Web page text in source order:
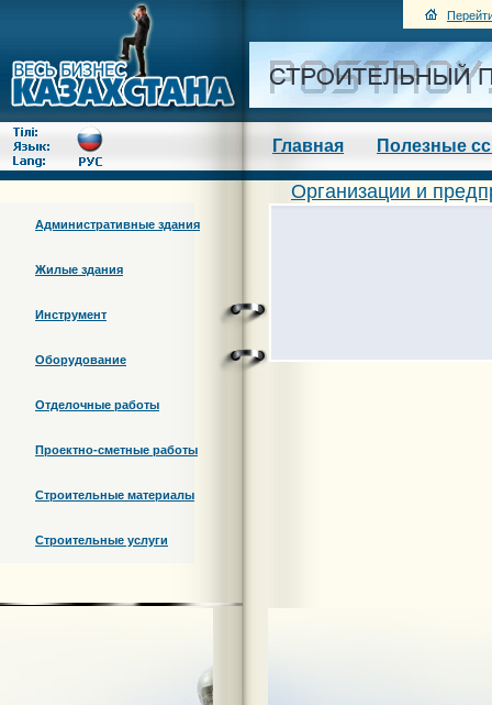
Главная Полезные
Административные здания
Жилые здания
Инструмент
Оборудование
Отделочные работы
Проектно-сметные работы
Строительные материалы
Строительные услуги
Организации и